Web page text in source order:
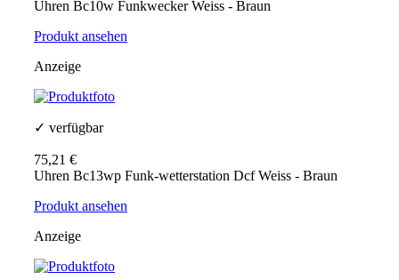
Uhren Bc10w Funkwecker Weiss - Braun
Produkt ansehen
Anzeige
✓ verfügbar
75,21 €
Uhren Bc13wp Funk-wetterstation Dcf Weiss - Braun
Produkt ansehen
Anzeige